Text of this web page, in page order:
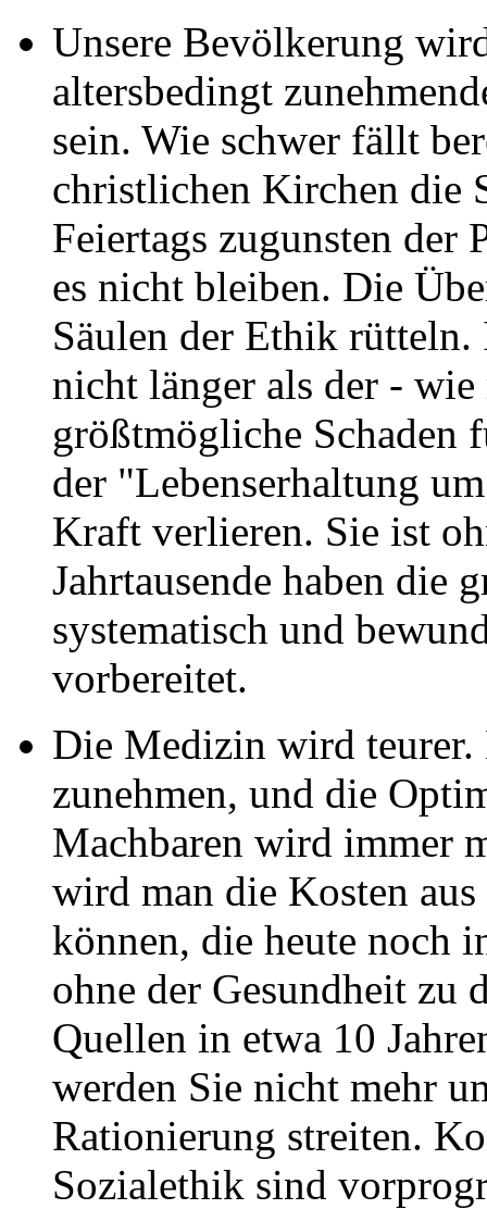
Unsere Bevölkerung
altersbedingt
sein. Wie schwer fällt
christlichen Kirchen die
Feiertags zugunsten
es nicht bleiben. Die
Säulen der Ethik
nicht länger als der -
größtmögliche Schaden
der "Lebenserhaltung
Kraft verlieren. Sie ist
Jahrtausende haben die
systematisch und
vorbereitet.
Die Medizin wird
zunehmen, und die
Machbaren wird immer
wird man die Kosten
können, die heute noch
ohne der Gesundheit zu
Quellen in etwa 10
werden Sie nicht mehr
Rationierung streiten.
Sozialethik sind